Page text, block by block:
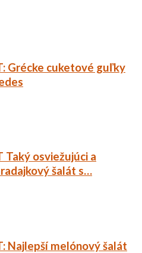
Grécke cuketové guľky
Taký osviežujúci a
šalát s…
Najlepší melónový šalát